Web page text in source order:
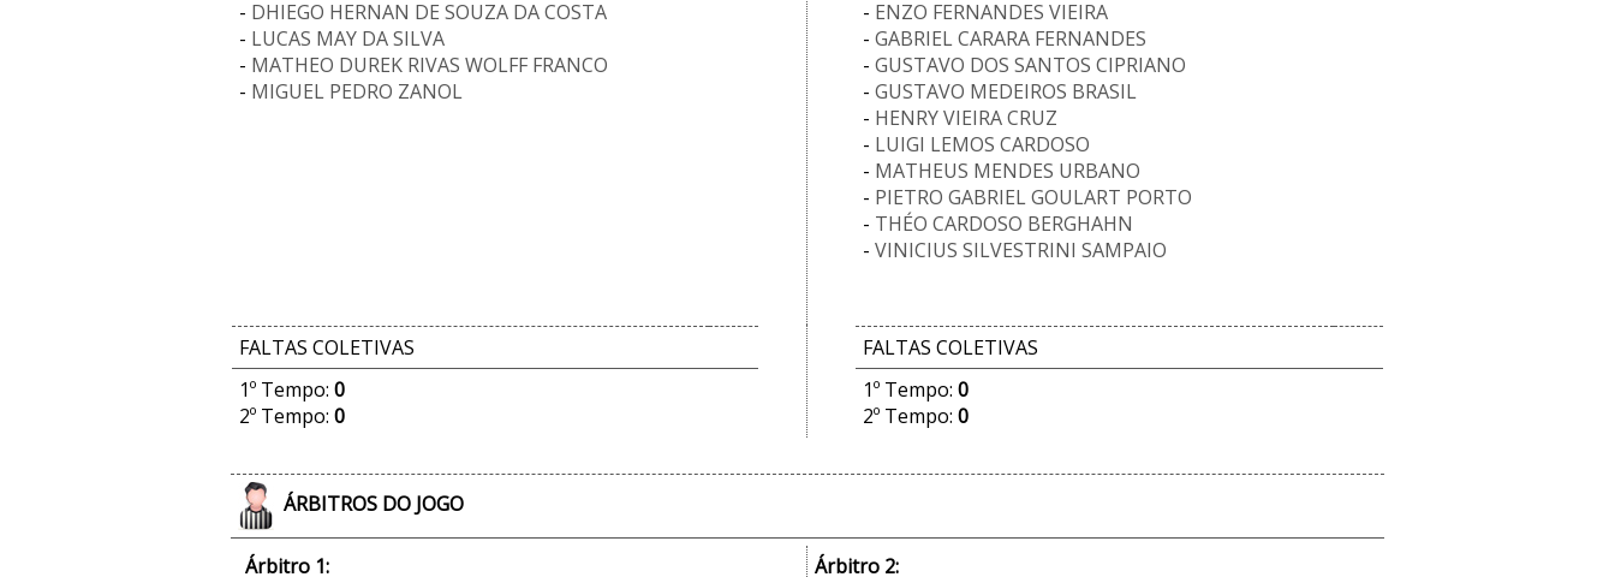
- DHIEGO HERNAN DE SOUZA DA COSTA
- LUCAS MAY DA SILVA
- MATHEO DUREK RIVAS WOLFF FRANCO
- MIGUEL PEDRO ZANOL
- ENZO FERNANDES VIEIRA
- GABRIEL CARARA FERNANDES
- GUSTAVO DOS SANTOS CIPRIANO
- GUSTAVO MEDEIROS BRASIL
- HENRY VIEIRA CRUZ
- LUIGI LEMOS CARDOSO
- MATHEUS MENDES URBANO
- PIETRO GABRIEL GOULART PORTO
- THÉO CARDOSO BERGHAHN
- VINICIUS SILVESTRINI SAMPAIO
FALTAS COLETIVAS
1º Tempo: 0
2º Tempo: 0
FALTAS COLETIVAS
1º Tempo: 0
2º Tempo: 0
ÁRBITROS DO JOGO
Árbitro 1: Árbitro 2: